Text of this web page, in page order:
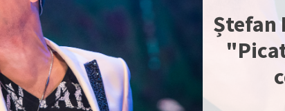
Ștefan